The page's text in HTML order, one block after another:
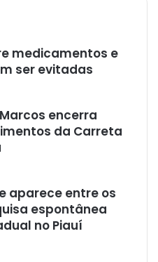
medicamentos e
ser evitadas
encerra
da Carreta
aparece entre os
espontânea
no Piauí